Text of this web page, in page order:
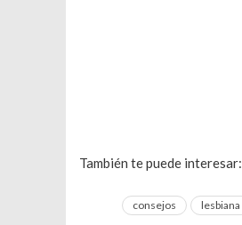
También te puede interesar:
consejos lesbiana